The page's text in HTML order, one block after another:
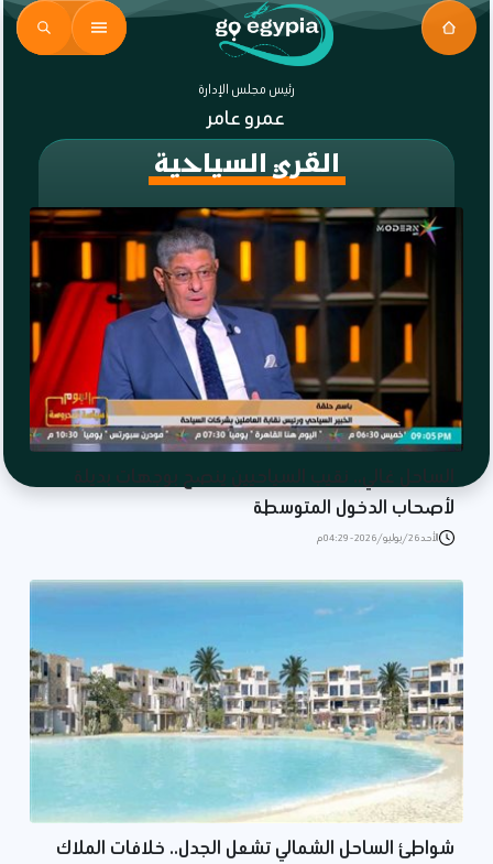
رئيس مجلس الإدارة
عمرو عامر
القري السياحية
الساحل غالي.. نقيب السياحيين ينصح بوجهات بديلة
لأصحاب الدخول المتوسطة
الأحد 26/يوليو/2026 - 04:29 م
شواطئ الساحل الشمالي تشعل الجدل.. خلافات الملاك